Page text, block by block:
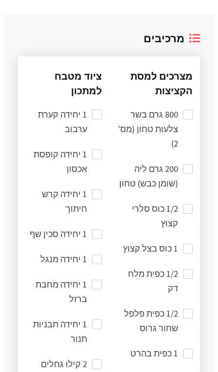
מרכיבים
מצרכים למסת
הקציצות
800 גרם בשר
צלעות טחון (מס'
2)
200 גרם ליה
(שומן כבש) טחון
1/2 כוס סלרי
קצוץ
1 כוס בצל קצוץ
1/2 כפית מלח
דק
1/2 כפית פלפל
שחור גרוס
1 כפית בהרט
ציוד מטבח
למתכון
1 יחידה קערת
ערבוב
1 יחידה קופסת
אכסון
1 יחידה קרש
חיתוך
1 יחידה סכין שף
1 יחידה מנגל
1 יחידה מחבת
ברזל
1 יחידה תבניות
תנור
2 קילו גחלים